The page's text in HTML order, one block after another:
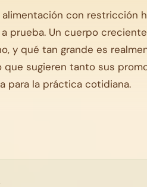
alimentación con restricción
prueba. Un cuerpo
y qué tan grande es
que sugieren tanto sus
para la práctica cotidiana.